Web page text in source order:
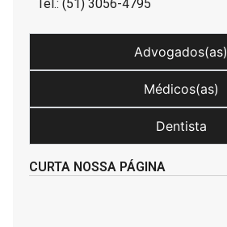
Tel.: (51) 3056-4795
Advogados(as)
Médicos(as)
Dentista
CURTA NOSSA PÁGINA